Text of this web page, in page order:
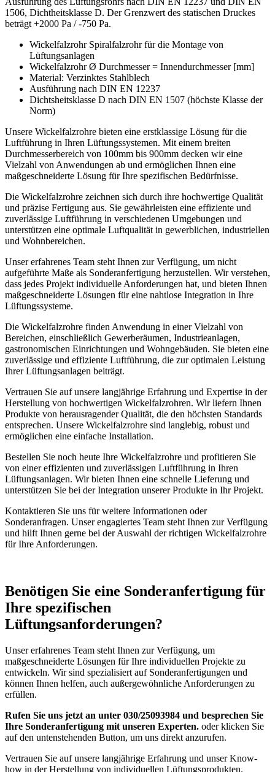
1506, Dichtheitsklasse D. Der Grenzwert des statischen Druckes
beträgt +2000 Pa / -750 Pa.
Wickelfalzrohr Spiralfalzrohr für die Montage von
Lüftungsanlagen
Wickelfalzrohr Ø Durchmesser = Innendurchmesser [mm]
Material: Verzinktes Stahlblech
Ausführung nach DIN EN 12237
Dichtsheitsklasse D nach DIN EN 1507 (höchste Klasse der
Norm)
Unsere Wickelfalzrohre bieten eine erstklassige Lösung für die
Luftführung in Ihren Lüftungssystemen. Mit einem breiten
Durchmesserbereich von 100mm bis 900mm decken wir eine
Vielzahl von Anwendungen ab und ermöglichen Ihnen eine
maßgeschneiderte Lösung für Ihre spezifischen Bedürfnisse.
Die Wickelfalzrohre zeichnen sich durch ihre hochwertige Qualität
und präzise Fertigung aus. Sie gewährleisten eine effiziente und
zuverlässige Luftführung in verschiedenen Umgebungen und
unterstützen eine optimale Luftqualität in gewerblichen, industriellen
und Wohnbereichen.
Unser erfahrenes Team steht Ihnen zur Verfügung, um nicht
aufgeführte Maße als Sonderanfertigung herzustellen. Wir verstehen,
dass jedes Projekt individuelle Anforderungen hat, und bieten Ihnen
maßgeschneiderte Lösungen für eine nahtlose Integration in Ihre
Lüftungssysteme.
Die Wickelfalzrohre finden Anwendung in einer Vielzahl von
Bereichen, einschließlich Gewerberäumen, Industrieanlagen,
gastronomischen Einrichtungen und Wohngebäuden. Sie bieten eine
zuverlässige und effiziente Luftführung, die zur optimalen Leistung
Ihrer Lüftungsanlagen beiträgt.
Vertrauen Sie auf unsere langjährige Erfahrung und Expertise in der
Herstellung von hochwertigen Wickelfalzrohren. Wir liefern Ihnen
Produkte von herausragender Qualität, die den höchsten Standards
entsprechen. Unsere Wickelfalzrohre sind langlebig, robust und
ermöglichen eine einfache Installation.
Bestellen Sie noch heute Ihre Wickelfalzrohre und profitieren Sie
von einer effizienten und zuverlässigen Luftführung in Ihren
Lüftungsanlagen. Wir bieten Ihnen eine schnelle Lieferung und
unterstützen Sie bei der Integration unserer Produkte in Ihr Projekt.
Kontaktieren Sie uns für weitere Informationen oder
Sonderanfragen. Unser engagiertes Team steht Ihnen zur Verfügung
und hilft Ihnen gerne bei der Auswahl der richtigen Wickelfalzrohre
für Ihre Anforderungen.
Benötigen Sie eine Sonderanfertigung für
Ihre spezifischen
Lüftungsanforderungen?
Unser erfahrenes Team steht Ihnen zur Verfügung, um
maßgeschneiderte Lösungen für Ihre individuellen Projekte zu
entwickeln. Wir sind spezialisiert auf Sonderanfertigungen und
können Ihnen helfen, auch außergewöhnliche Anforderungen zu
erfüllen.
Rufen Sie uns jetzt an unter 030/25093984 und besprechen Sie
Ihre Sonderanfertigung mit unseren Experten. oder klicken Sie
auf den untenstehenden Button, um uns direkt anzurufen.
Vertrauen Sie auf unsere langjährige Erfahrung und unser Know-
how in der Herstellung von individuellen Lüftungsprodukten.